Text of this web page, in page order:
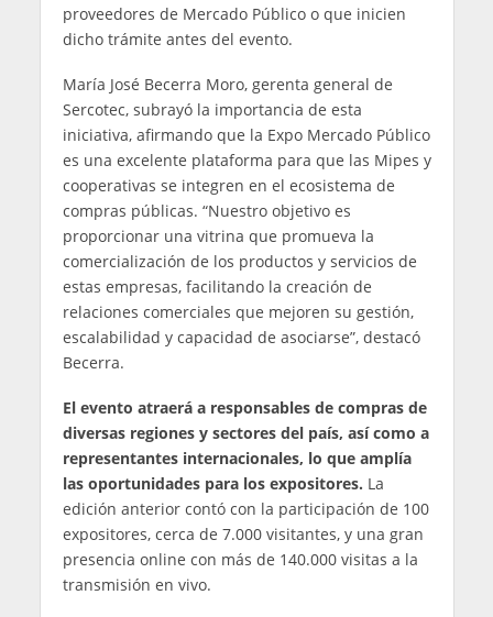
proveedores de Mercado Público o que inicien
dicho trámite antes del evento.
María José Becerra Moro, gerenta general de
Sercotec, subrayó la importancia de esta
iniciativa, afirmando que la Expo Mercado Público
es una excelente plataforma para que las Mipes y
cooperativas se integren en el ecosistema de
compras públicas. “Nuestro objetivo es
proporcionar una vitrina que promueva la
comercialización de los productos y servicios de
estas empresas, facilitando la creación de
relaciones comerciales que mejoren su gestión,
escalabilidad y capacidad de asociarse”, destacó
Becerra.
El evento atraerá a responsables de compras de
diversas regiones y sectores del país, así como a
representantes internacionales, lo que amplía
las oportunidades para los expositores. La
edición anterior contó con la participación de 100
expositores, cerca de 7.000 visitantes, y una gran
presencia online con más de 140.000 visitas a la
transmisión en vivo.